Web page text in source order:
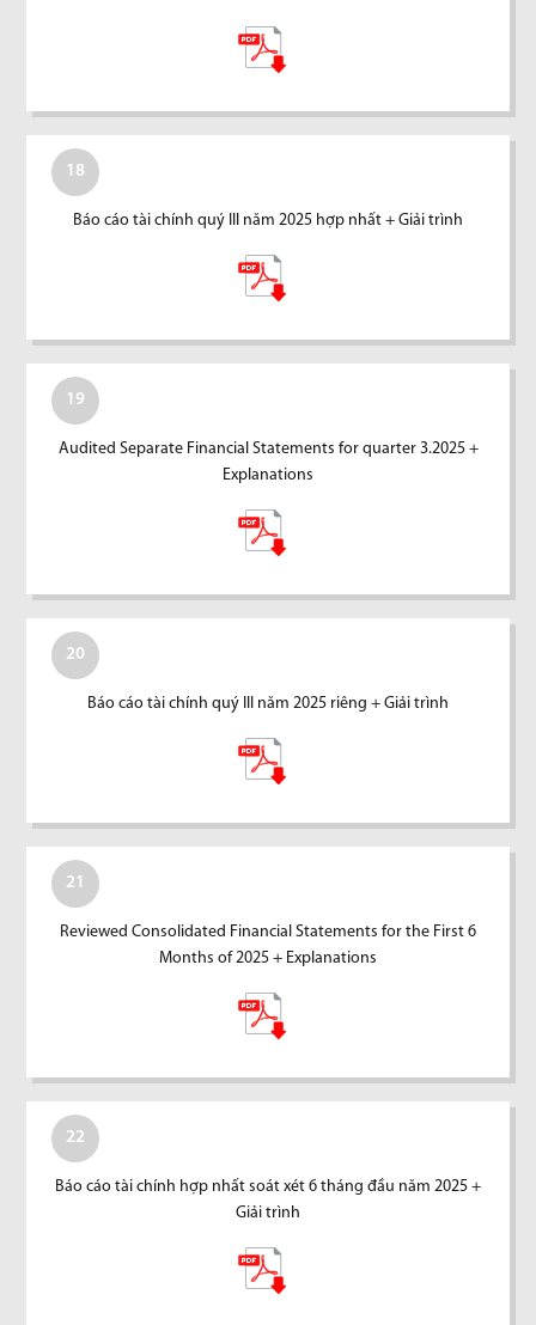
18
Báo cáo tài chính quý III năm 2025 hợp nhất + Giải trình
19
Audited Separate Financial Statements for quarter 3.2025 +
Explanations
20
Báo cáo tài chính quý III năm 2025 riêng + Giải trình
21
Reviewed Consolidated Financial Statements for the First 6
Months of 2025 + Explanations
22
Báo cáo tài chính hợp nhất soát xét 6 tháng đầu năm 2025 +
Giải trình